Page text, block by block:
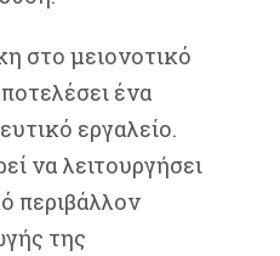
στο μειονοτικό
ένα
εργαλείο.
να λειτουργήσει
περιβάλλον
της